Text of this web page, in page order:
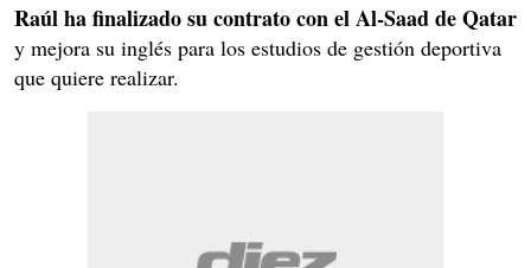
Raúl ha finalizado su contrato con el Al-Saad de Qatar
y mejora su inglés para los estudios de gestión deportiva
que quiere realizar.